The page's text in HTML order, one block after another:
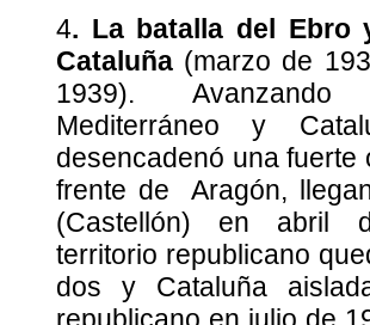
4. La batalla del Ebro
Cataluña (marzo de
1939).
Mediterráneo y
desencadenó una fuerte
frente de Aragón,
(Castellón) en abril
territorio republicano
dos y Cataluña